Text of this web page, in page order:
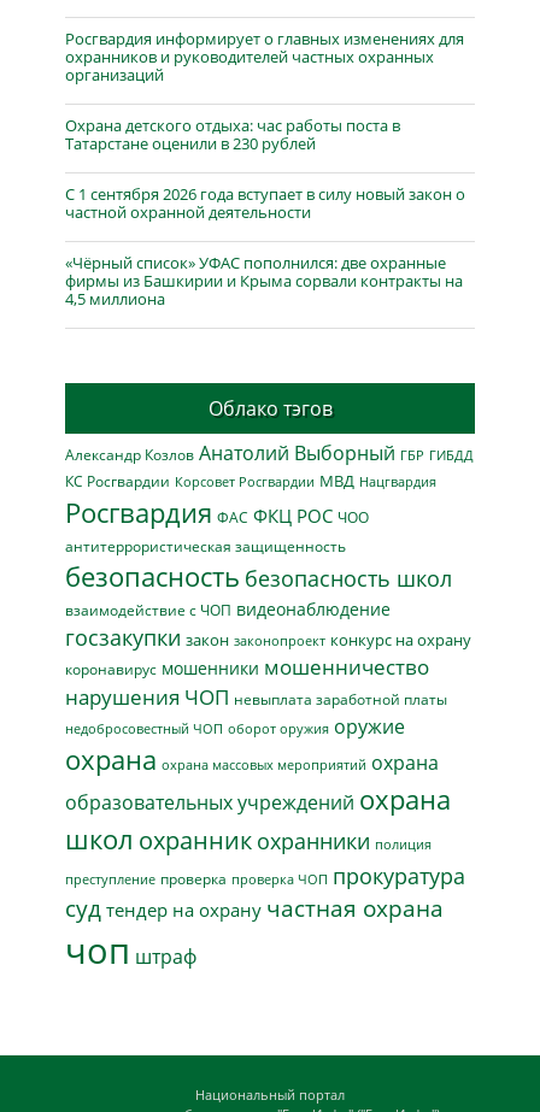
Росгвардия информирует о главных изменениях для
охранников и руководителей частных охранных
организаций
Охрана детского отдыха: час работы поста в
Татарстане оценили в 230 рублей
С 1 сентября 2026 года вступает в силу новый закон о
частной охранной деятельности
«Чёрный список» УФАС пополнился: две охранные
фирмы из Башкирии и Крыма сорвали контракты на
4,5 миллиона
Облако тэгов
Александр Козлов Анатолий Выборный ГБР ГИБДД
КС Росгвардии Корсовет Росгвардии МВД Нацгвардия
Росгвардия ФАС ФКЦ РОС ЧОО
антитеррористическая защищенность
безопасность безопасность школ
взаимодействие с ЧОП видеонаблюдение
госзакупки закон законопроект конкурс на охрану
коронавирус мошенники мошенничество
нарушения ЧОП невыплата заработной платы
недобросовестный ЧОП оборот оружия оружие
охрана охрана массовых мероприятий охрана
образовательных учреждений охрана
школ охранник охранники полиция
преступление проверка проверка ЧОП прокуратура
суд тендер на охрану частная охрана
чоп штраф
Национальный портал